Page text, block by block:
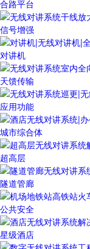
合路平台
信号增强
对讲机
天馈传输
应用功能
城市综合体
超高层
隧道管廊
公共安全
星级酒店